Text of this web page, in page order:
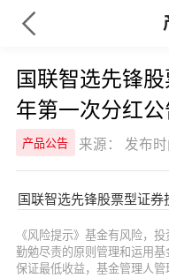
国联智选先锋
年第一次分红公
产品公告 来源： 发布时
国联智选先锋股票型证
《风险提示》基金有风险，
勤勉尽责的原则管理和运用
保证最低收益，基金管理人